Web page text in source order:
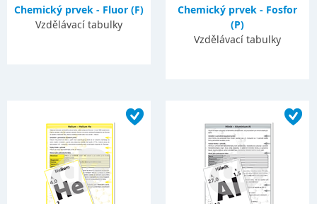
Chemický prvek - Fluor (F)
Vzdělávací tabulky
Chemický prvek - Fosfor
(P)
Vzdělávací tabulky